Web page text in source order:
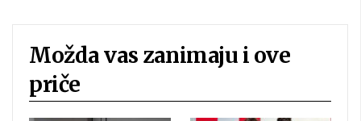
Možda vas zanimaju i ove
priče